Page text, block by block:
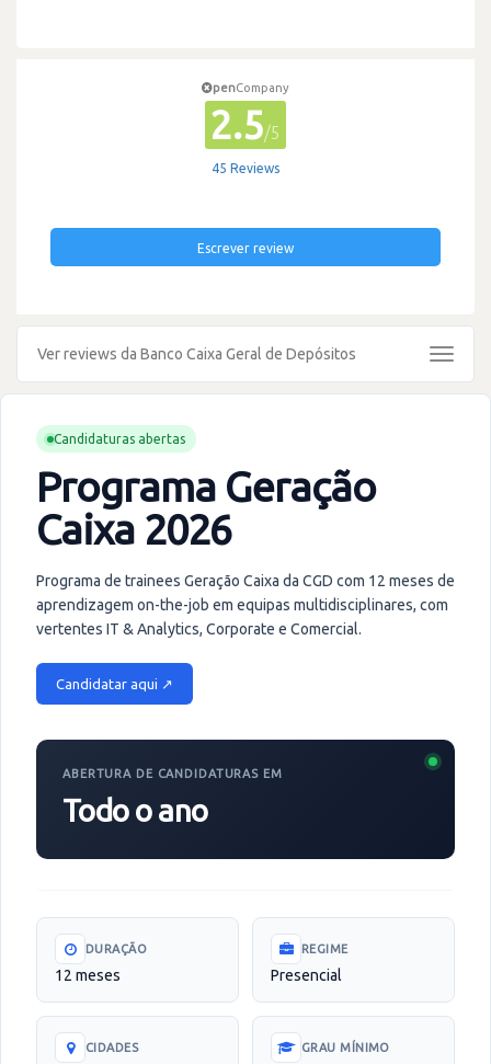
penCompany
2.5/5
45 Reviews
Escrever review
Ver reviews da Banco Caixa Geral de Depósitos
Toggle
Candidaturas abertas
Programa Geração
Caixa 2026
Programa de trainees Geração Caixa da CGD com 12 meses de
aprendizagem on-the-job em equipas multidisciplinares, com
vertentes IT & Analytics, Corporate e Comercial.
Candidatar aqui ↗
ABERTURA DE CANDIDATURAS EM
Todo o ano
DURAÇÃO
12 meses
REGIME
Presencial
CIDADES GRAU MÍNIMO